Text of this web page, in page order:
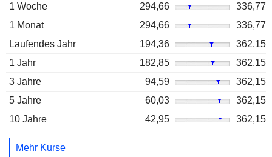
1 Woche 294,66
336,77
1 Monat
294,66
336,77
Laufendes Jahr
194,36
362,15
1 Jahr
182,85
362,15
3 Jahre
94,59
362,15
5 Jahre
60,03
362,15
10 Jahre
42,95 362,15
Mehr Kurse